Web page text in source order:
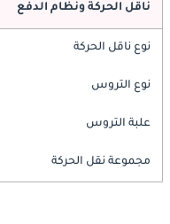
ناقل الحركة ونظام الدفع
نوع ناقل الحركة
نوع التروس
علبة التروس
مجموعة نقل الحركة